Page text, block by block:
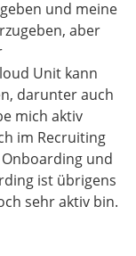
und meine
aber
Unit kann
darunter auch
mich aktiv
im Recruiting
und
ist übrigens
sehr aktiv bin.